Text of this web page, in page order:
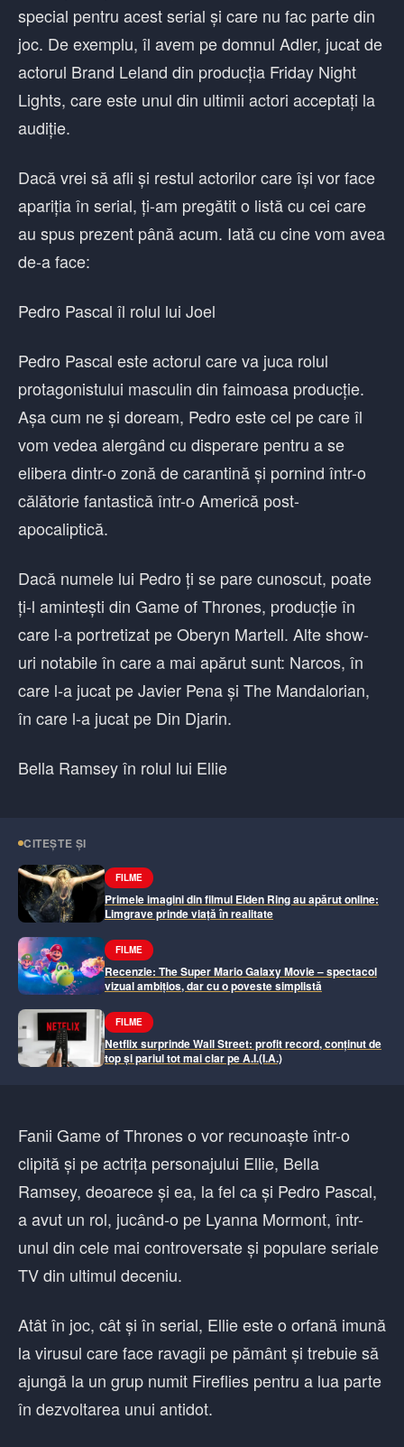
special pentru acest serial și care nu fac parte din
joc. De exemplu, îl avem pe domnul Adler, jucat de
actorul Brand Leland din producția Friday Night
Lights, care este unul din ultimii actori acceptați la
audiție.
Dacă vrei să afli și restul actorilor care își vor face
apariția în serial, ți-am pregătit o listă cu cei care
au spus prezent până acum. Iată cu cine vom avea
de-a face:
Pedro Pascal îl rolul lui Joel
Pedro Pascal este actorul care va juca rolul
protagonistului masculin din faimoasa producție.
Așa cum ne și doream, Pedro este cel pe care îl
vom vedea alergând cu disperare pentru a se
elibera dintr-o zonă de carantină și pornind într-o
călătorie fantastică într-o Americă post-
apocaliptică.
Dacă numele lui Pedro ți se pare cunoscut, poate
ți-l amintești din Game of Thrones, producție în
care l-a portretizat pe Oberyn Martell. Alte show-
uri notabile în care a mai apărut sunt: Narcos, în
care l-a jucat pe Javier Pena și The Mandalorian,
în care l-a jucat pe Din Djarin.
Bella Ramsey în rolul lui Ellie
CITEȘTE ȘI
FILME
Primele imagini din filmul Elden Ring au apărut online:
Limgrave prinde viață în realitate
FILME
Recenzie: The Super Mario Galaxy Movie – spectacol
vizual ambițios, dar cu o poveste simplistă
FILME
Netflix surprinde Wall Street: profit record, conținut de
top și pariul tot mai clar pe A.I.(I.A.)
Fanii Game of Thrones o vor recunoaște într-o
clipită și pe actrița personajului Ellie, Bella
Ramsey, deoarece și ea, la fel ca și Pedro Pascal,
a avut un rol, jucând-o pe Lyanna Mormont, într-
unul din cele mai controversate și populare seriale
TV din ultimul deceniu.
Atât în joc, cât și în serial, Ellie este o orfană imună
la virusul care face ravagii pe pământ și trebuie să
ajungă la un grup numit Fireflies pentru a lua parte
în dezvoltarea unui antidot.